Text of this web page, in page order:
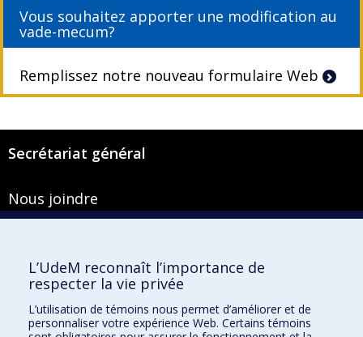
Vous souhaitez apporter une modification au
vade-mecum?
Remplissez notre nouveau formulaire Web
Secrétariat général
Nous joindre
Montréal (Québec) H3T 1J4
Courriel :secretariat-general@umontreal.ca
Admission
L’UdeM reconnaît l’importance de
respecter la vie privée
L’utilisation de témoins nous permet d’améliorer et de
personnaliser votre expérience Web. Certains témoins